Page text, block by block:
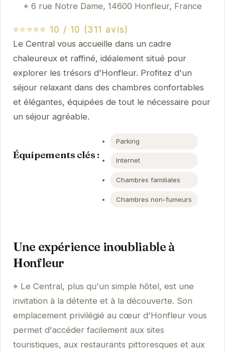
6 rue Notre Dame, 14600 Honfleur, France
⭐⭐⭐⭐⭐ 10 / 10 (311 avis)
Le Central vous accueille dans un cadre
chaleureux et raffiné, idéalement situé pour
explorer les trésors d'Honfleur. Profitez d'un
séjour relaxant dans des chambres confortables
et élégantes, équipées de tout le nécessaire pour
un séjour agréable.
Équipements clés :
Parking
Internet
Chambres familiales
Chambres non-fumeurs
Une expérience inoubliable à
Honfleur
Le Central, plus qu'un simple hôtel, est une
invitation à la détente et à la découverte. Son
emplacement privilégié au cœur d'Honfleur vous
permet d'accéder facilement aux sites
touristiques, aux restaurants pittoresques et aux